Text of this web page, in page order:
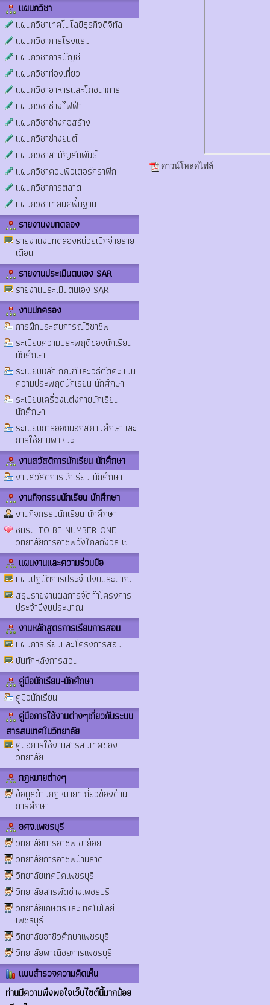
แผนกวิชา
แผนกวิชาเทคโนโลยีธุรกิจดิจิทัล
แผนกวิชาการโรงแรม
แผนกวิชาการบัญชี
แผนกวิชาท่องเที่ยว
แผนกวิชาอาหารและโภชนาการ
แผนกวิชาช่างไฟฟ้า
แผนกวิชาช่างก่อสร้าง
แผนกวิชาช่างยนต์
แผนกวิชาสามัญสัมพันธ์
แผนกวิชาคอมพิวเตอร์กราฟิก
แผนกวิชาการตลาด
แผนกวิชาเทคนิคพื้นฐาน
รายงานงบทดลอง
รายงานงบทดลองหน่วยเบิกจ่ายราย
เดือน
รายงานประเมินตนเอง SAR
รายงานประเมินตนเอง SAR
งานปกครอง
การฝึกประสบการณ์วิชาชีพ
ระเบียบความประพฤติของนักเรียน
นักศึกษา
ระเบียบหลักเกณฑ์และวิธีตัดคะแนน
ความประพฤตินักเรียน นักศึกษา
ระเบียบเครื่องแต่งกายนักเรียน
นักศึกษา
ระเบียบการออกนอกสถานศึกษาและ
การใช้ยานพาหนะ
งานสวัสดิการนักเรียน นักศึกษา
งานสวัสดิการนักเรียน นักศึกษา
งานกิจกรรมนักเรียน นักศึกษา
งานกิจกรรมนักเรียน นักศึกษา
ชมรม TO BE NUMBER ONE
วิทยาลัยการอาชีพวังไกลกังวล ๒
แผนงานและความร่วมมือ
แผนปฏิบัติการประจำปีงบประมาณ
สรุปรายงานผลการจัดทำโครงการ
ประจำปีงบประมาณ
งานหลักสูตรการเรียนการสอน
แผนการเรียนและโครงการสอน
บันทักหลังการสอน
คู่มือนักเรียน-นักศึกษา
คู่มือนักเรียน
คู่มือการใช้งานต่างๆเกี่ยวกับระบบ
สารสนเทศในวิทยาลัย
คู่มือการใช้งานสารสนเทศของ
วิทยาลัย
กฎหมายต่างๆ
ข้อมูลด้านกฎหมายที่เกี่ยวข้องด้าน
การศึกษา
อศจ.เพชรบุรี
วิทยาลัยการอาชีพเขาย้อย
วิทยาลัยการอาชีพบ้านลาด
วิทยาลัยเทคนิคเพชรบุรี
วิทยาลัยสารพัดช่างเพชรบุรี
วิทยาลัยเกษตรและเทคโนโลยี
เพชรบุรี
วิทยาลัยอาชีวศึกษาเพชรบุรี
วิทยาลัยพาณิชยการเพชรบุรี
แบบสำรวจความคิดเห็น
ท่านมีความพึงพอใจเว็บไซต์นี้มากน้อย
ดาวน์โหลดไฟล์